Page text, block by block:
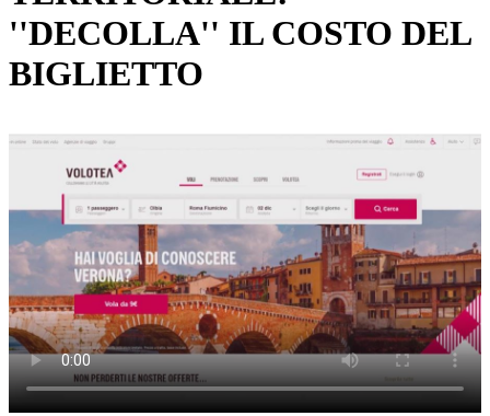
''DECOLLA'' IL COSTO DEL
BIGLIETTO